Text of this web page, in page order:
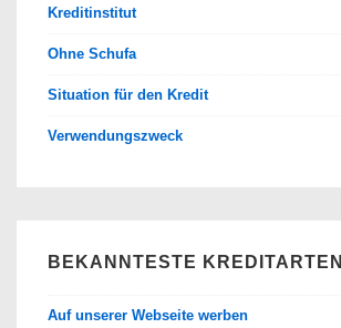
Kreditinstitut
Ohne Schufa
Situation für den Kredit
Verwendungszweck
BEKANNTESTE KREDITARTEN
Auf unserer Webseite werben